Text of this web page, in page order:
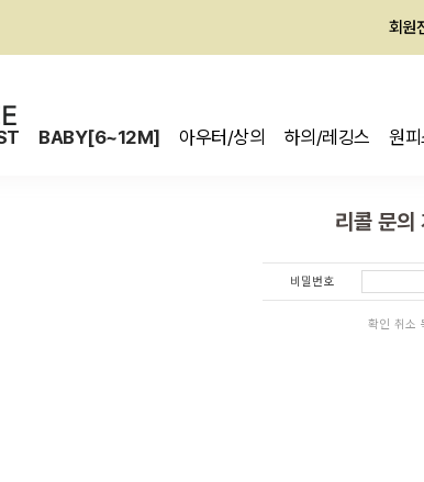
회원
BABY[6~12M] 아우터/상의 하의/레깅스 원
리콜 문의
비밀번호
확인 취소